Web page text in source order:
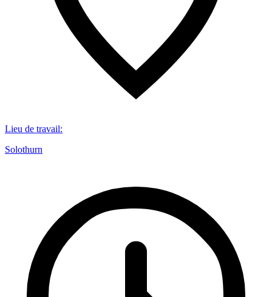
Lieu de travail:
Solothurn